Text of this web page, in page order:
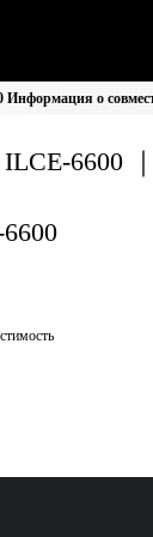
Информация о
ILCE-6600